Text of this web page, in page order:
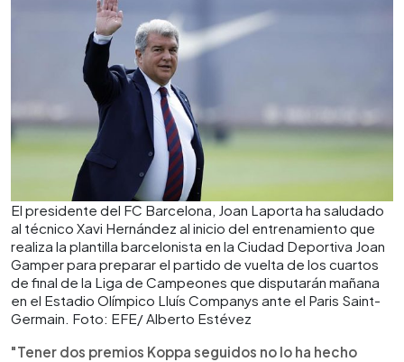
El presidente del FC Barcelona, Joan Laporta ha saludado
al técnico Xavi Hernández al inicio del entrenamiento que
realiza la plantilla barcelonista en la Ciudad Deportiva Joan
Gamper para preparar el partido de vuelta de los cuartos
de final de la Liga de Campeones que disputarán mañana
en el Estadio Olímpico Lluís Companys ante el Paris Saint-
Germain. Foto: EFE/ Alberto Estévez
"Tener dos premios Koppa seguidos no lo ha hecho